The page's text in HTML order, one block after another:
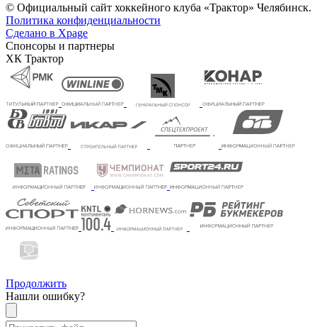
© Официальный сайт хоккейного клуба «Трактор» Челябинск.
Политика конфиденциальности
Сделано в Xpage
Спонсоры и партнеры
ХК Трактор
Продолжить
Нашли ошибку?